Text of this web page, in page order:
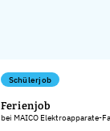
Schülerjob
Ferienjob
bei MAICO Elektroapparate-